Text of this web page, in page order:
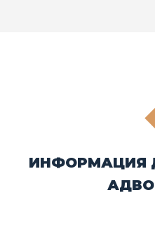
ИНФОРМАЦИЯ